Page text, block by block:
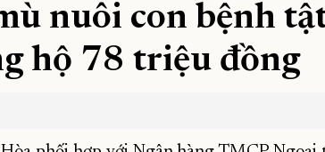
nuôi con bệnh
hộ 78 triệu đồng